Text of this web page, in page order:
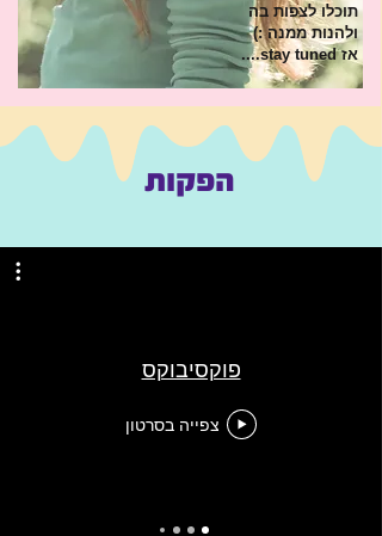
תוכלו לצפות בה
ולהנות ממנה :)
אז stay tuned....
הפקות
פוקסיבוקס
צפייה בסרטון